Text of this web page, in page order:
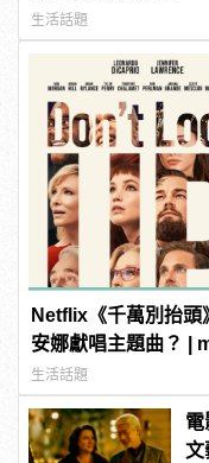
生活話題
Netflix《千萬別抬頭
安娜獻唱主題曲？ |
生活話題
電
文